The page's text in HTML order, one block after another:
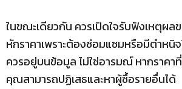
ในขณะเดียวกัน ควรเปิดใจรับฟังเหตุผล
หักราคาเพราะต้องซ่อมแซมหรือมีตำหนิ
ควรอยู่บนข้อมูล ไม่ใช่อารมณ์ หากราคาที่
คุณสามารถปฏิเสธและหาผู้ซื้อรายอื่นได้